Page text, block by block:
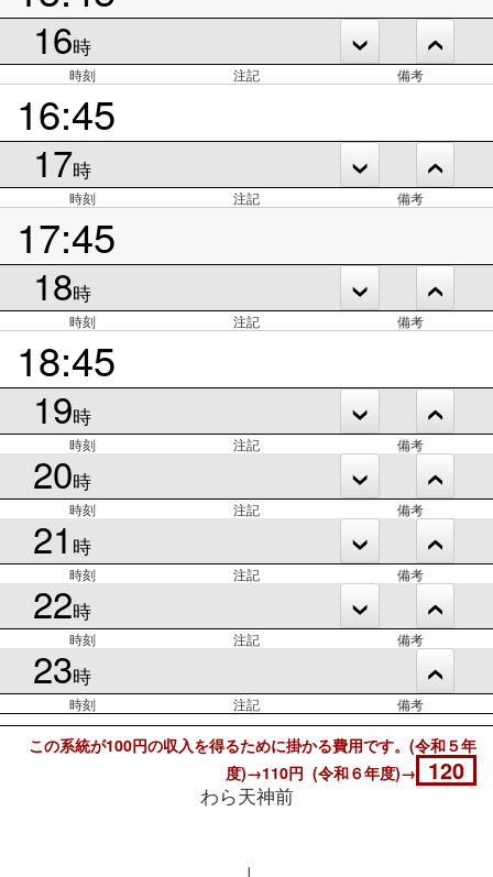
16時
時刻 注記 備考
16:45
17時
時刻 注記 備考
17:45
18時
時刻 注記 備考
18:45
19時
時刻 注記 備考
20時
時刻 注記 備考
21 時
時刻 注記 備考
22時
時刻 注記 備考
23時
時刻 注記 備考
この系統が100円の収入を得るために掛かる費用です。(令和５年
度)→110円 (令和６年度)→
120
わら天神前
↓